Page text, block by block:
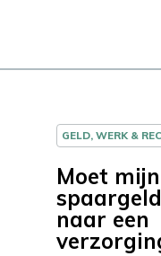
GELD, WERK &
Moet
naar een